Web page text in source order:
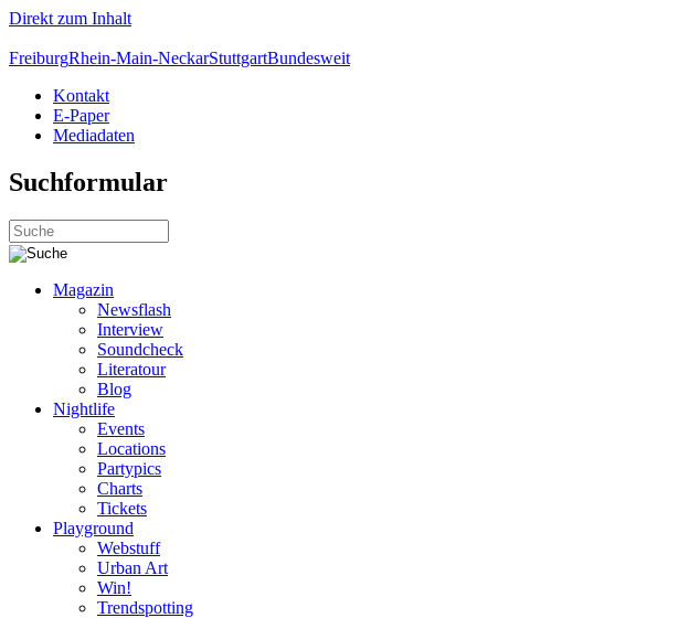
Direkt zum Inhalt
FreiburgRhein-Main-NeckarStuttgartBundesweit
Kontakt
E-Paper
Mediadaten
Suchformular
Magazin
Newsflash
Interview
Soundcheck
Literatour
Blog
Nightlife
Events
Locations
Partypics
Charts
Tickets
Playground
Webstuff
Urban Art
Win!
Trendspotting